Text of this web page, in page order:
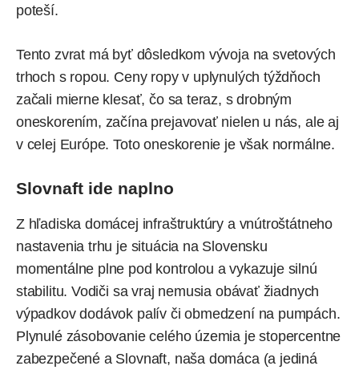
poteší.
Tento zvrat má byť dôsledkom vývoja na svetových
trhoch s ropou. Ceny ropy v uplynulých týždňoch
začali mierne klesať, čo sa teraz, s drobným
oneskorením, začína prejavovať nielen u nás, ale aj
v celej Európe. Toto oneskorenie je však normálne.
Slovnaft ide naplno
Z hľadiska domácej infraštruktúry a vnútroštátneho
nastavenia trhu je situácia na Slovensku
momentálne plne pod kontrolou a vykazuje silnú
stabilitu. Vodiči sa vraj nemusia obávať žiadnych
výpadkov dodávok palív či obmedzení na pumpách.
Plynulé zásobovanie celého územia je stopercentne
zabezpečené a Slovnaft, naša domáca (a jediná